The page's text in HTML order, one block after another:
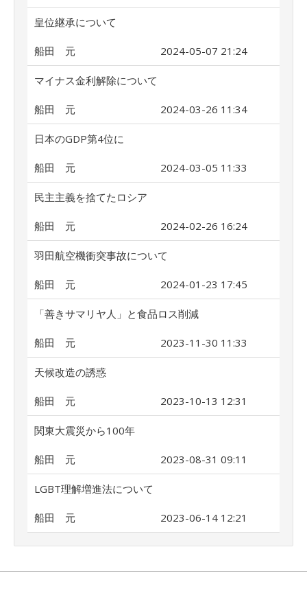
皇位継承について
船田 元 2024-05-07 21:24
マイナス金利解除について
船田 元 2024-03-26 11:34
日本のGDP第4位に
船田 元 2024-03-05 11:33
民主主義を捨てたロシア
船田 元 2024-02-26 16:24
羽田航空機衝突事故について
船田 元 2024-01-23 17:45
「善きサマリヤ人」と食品ロス削減
船田 元 2023-11-30 11:33
天候改造の誘惑
船田 元 2023-10-13 12:31
関東大震災から100年
船田 元 2023-08-31 09:11
LGBT理解増進法について
船田 元 2023-06-14 12:21